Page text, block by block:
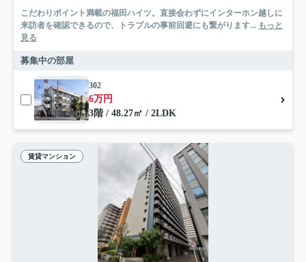
こだわりポイント満載の福田ハイツ。直接会わずにインターホン越しに
来訪者を確認できるので、トラブルの事前回避にも繋がります... もっと
見る
募集中の部屋
302
6万円
3階 / 48.27㎡ / 2LDK
賃貸マンション